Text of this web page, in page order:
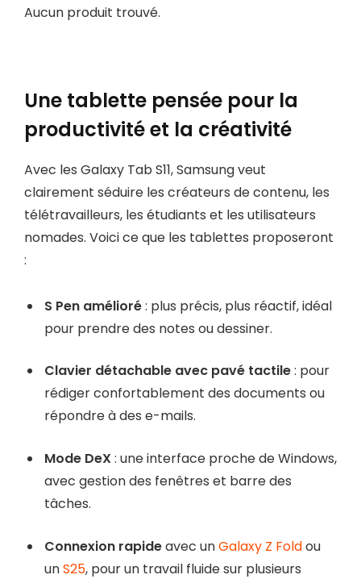
Aucun produit trouvé.
Une tablette pensée pour la
productivité et la créativité
Avec les Galaxy Tab S11, Samsung veut
clairement séduire les créateurs de contenu, les
télétravailleurs, les étudiants et les utilisateurs
nomades. Voici ce que les tablettes proposeront
:
S Pen amélioré: plus précis, plus réactif, idéal
pour prendre des notes ou dessiner.
Clavier détachable avec pavé tactile: pour
rédiger confortablement des documents ou
répondre à des e-mails.
Mode DeX : une interface proche de Windows,
avec gestion des fenêtres et barre des
tâches.
Connexion rapideavec unGalaxy Z Foldou
unS25, pour un travail fluide sur plusieurs